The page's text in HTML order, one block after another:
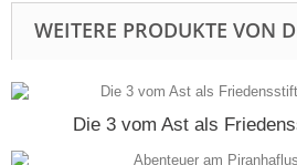
WEITERE PRODUKTE VON
Die 3 vom Ast als